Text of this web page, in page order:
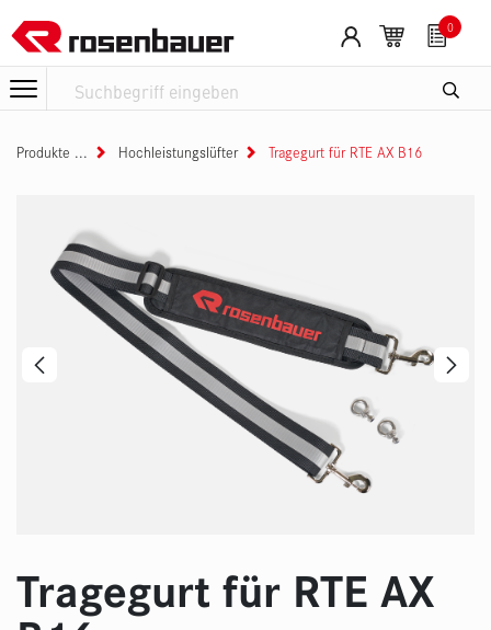
0
Produkte Hochleistungslüfter Tragegurt für RTE AX B16
Tragegurt für RTE AX